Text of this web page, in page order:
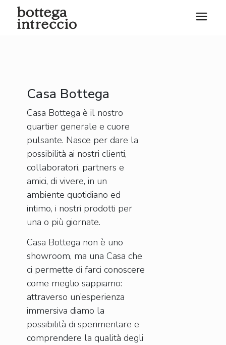
Casa Bottega
Casa Bottega è il nostro
quartier generale e cuore
pulsante. Nasce per dare la
possibilità ai nostri clienti,
collaboratori, partners e
amici, di vivere, in un
ambiente quotidiano ed
intimo, i nostri prodotti per
una o più giornate.
Casa Bottega non è uno
showroom, ma una Casa che
ci permette di farci conoscere
come meglio sappiamo:
attraverso un’esperienza
immersiva diamo la
possibilità di sperimentare e
comprendere la qualità degli